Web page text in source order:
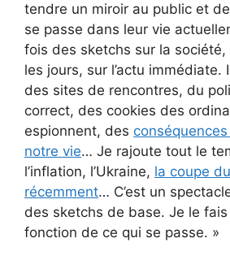
tendre un miroir au public et
se passe dans leur vie
fois des sketchs sur la
les jours, sur l’actu immédiate.
des sites de rencontres, du
correct, des cookies des
espionnent, des
notre vie… Je rajoute tout le
l’inflation, l’Ukraine, la coupe
récemment… C’est un
des sketchs de base. Je le
fonction de ce qui se passe. »